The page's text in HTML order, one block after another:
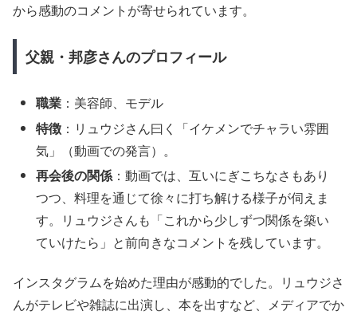
から感動のコメントが寄せられています。
父親・邦彦さんのプロフィール
職業 ：美容師、モデル
特徴 ：リュウジさん曰く「イケメンでチャラい雰囲
気」（動画での発言）。
再会後の関係：動画では、互いにぎこちなさもあり
つつ、料理を通じて徐々に打ち解ける様子が伺えま
す。リュウジさんも「これから少しずつ関係を築い
ていけたら」と前向きなコメントを残しています。
インスタグラムを始めた理由が感動的でした。リュウジさ
んがテレビや雑誌に出演し、本を出すなど、メディアでか